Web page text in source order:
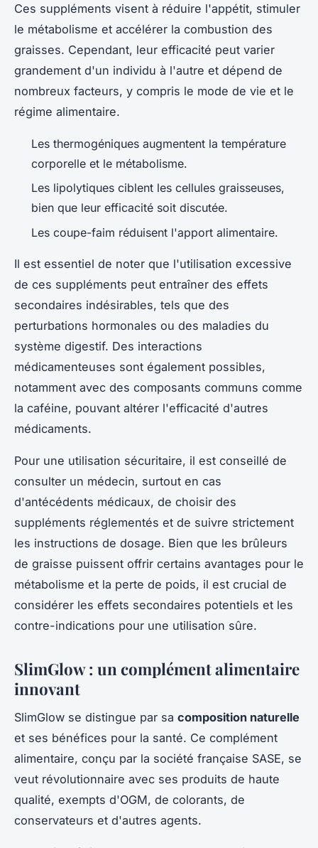
Ces suppléments visent à réduire l'appétit, stimuler
le métabolisme et accélérer la combustion des
graisses. Cependant, leur efficacité peut varier
grandement d'un individu à l'autre et dépend de
nombreux facteurs, y compris le mode de vie et le
régime alimentaire.
Les thermogéniques augmentent la température
corporelle et le métabolisme.
Les lipolytiques ciblent les cellules graisseuses,
bien que leur efficacité soit discutée.
Les coupe-faim réduisent l'apport alimentaire.
Il est essentiel de noter que l'utilisation excessive
de ces suppléments peut entraîner des effets
secondaires indésirables, tels que des
perturbations hormonales ou des maladies du
système digestif. Des interactions
médicamenteuses sont également possibles,
notamment avec des composants communs comme
la caféine, pouvant altérer l'efficacité d'autres
médicaments.
Pour une utilisation sécuritaire, il est conseillé de
consulter un médecin, surtout en cas
d'antécédents médicaux, de choisir des
suppléments réglementés et de suivre strictement
les instructions de dosage. Bien que les brûleurs
de graisse puissent offrir certains avantages pour le
métabolisme et la perte de poids, il est crucial de
considérer les effets secondaires potentiels et les
contre-indications pour une utilisation sûre.
SlimGlow : un complément alimentaire
innovant
SlimGlow se distingue par sa composition naturelle
et ses bénéfices pour la santé. Ce complément
alimentaire, conçu par la société française SASE, se
veut révolutionnaire avec ses produits de haute
qualité, exempts d'OGM, de colorants, de
conservateurs et d'autres agents.